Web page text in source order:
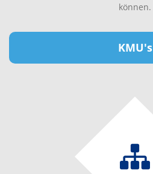
können.
KMU's